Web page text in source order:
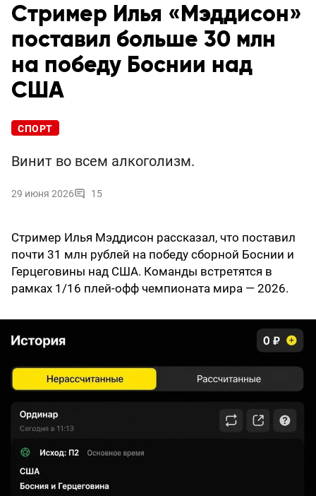
Стример Илья «Мэддисон»
поставил больше 30 млн
на победу Боснии над
США
СПОРТ
Винит во всем алкоголизм.
29 июня 2026 15
Стример Илья Мэддисон рассказал, что поставил
почти 31 млн рублей на победу сборной Боснии и
Герцеговины над США. Команды встретятся в
рамках 1/16 плей-офф чемпионата мира — 2026.